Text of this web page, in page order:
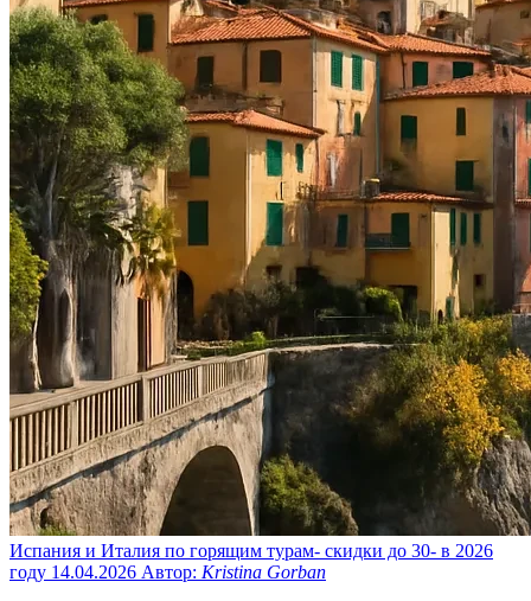
Испания и Италия по горящим турам- скидки до 30- в 2026
году 14.04.2026 Автор: Kristina Gorban